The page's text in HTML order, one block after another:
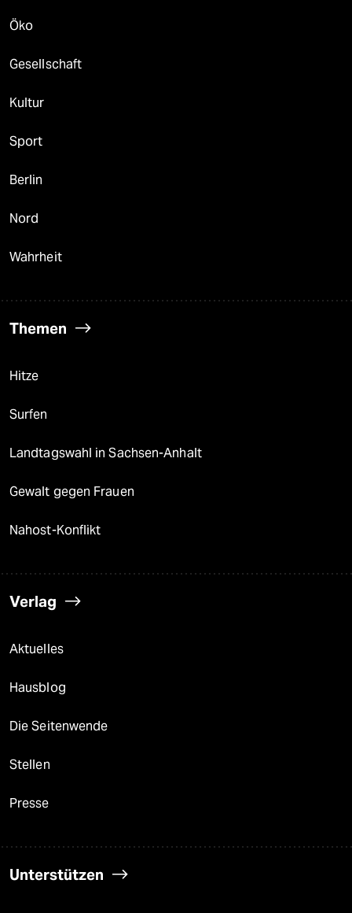
Öko
Gesellschaft
Kultur
Sport
Berlin
Nord
Wahrheit
Themen
Hitze
Surfen
Landtagswahl in Sachsen-Anhalt
Gewalt gegen Frauen
Nahost-Konflikt
Verlag
Aktuelles
Hausblog
Die Seitenwende
Stellen
Presse
Unterstützen